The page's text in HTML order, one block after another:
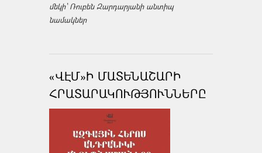
մեկի՝ Ռուբեն Զարդարյանի անտիպ
նամակներ
«ՎԷՄ»Ի ՄԱՏԵՆԱՇԱՐԻ
ՀՐԱՏԱՐԱԿՈՒԹՅՈՒՆՆԵՐԸ